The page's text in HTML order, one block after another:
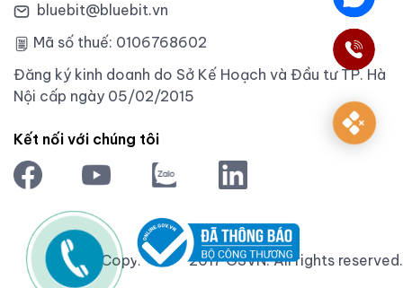
bluebit@bluebit.vn
Mã số thuế: 0106768602
Đăng ký kinh doanh do Sở Kế Hoạch và Đầu tư TP. Hà
Nội cấp ngày 05/02/2015
Kết nối với chúng tôi
Copyright © 2017 GSVN. All rights reserved.